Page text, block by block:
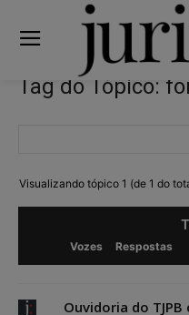
Tag do Tópico:
Visualizando tópico 1 (de 1 do
Vozes Respostas
Ouvidoria do